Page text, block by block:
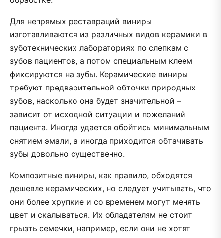
Для непрямых реставраций виниры
изготавливаются из различных видов керамики в
зуботехнических лабораториях по слепкам с
зубов пациентов, а потом специальным клеем
фиксируются на зубы. Керамические виниры
требуют предварительной обточки природных
зубов, насколько она будет значительной –
зависит от исходной ситуации и пожеланий
пациента. Иногда удается обойтись минимальным
снятием эмали, а иногда приходится обтачивать
зубы довольно существенно.
Композитные виниры, как правило, обходятся
дешевле керамических, но следует учитывать, что
они более хрупкие и со временем могут менять
цвет и скалываться. Их обладателям не стоит
грызть семечки, например, если они не хотят